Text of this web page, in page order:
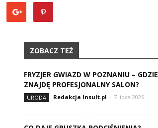
ZOBACZ TEŻ
FRYZJER GWIAZD W POZNANIU – GDZIE
ZNAJDĘ PROFESJONALNY SALON?
URODA Redakcja Insult.pl - 7 lipca 2026